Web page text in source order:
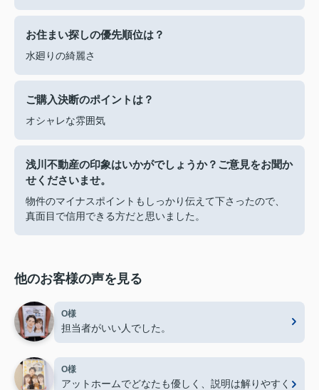
お住まい探しの優先順位は？
水廻りの綺麗さ
ご購入決断のポイントは？
オシャレな雰囲気
浅川不動産の印象はいかがでしょうか？ご意見をお聞か
せくださいませ。
物件のマイナスポイントもしっかり伝えて下さったので、
真面目で信用できる方だと思いました。
他のお客様の声を見る
O様
担当者がいい人でした。
O様
アットホームでどなたも優しく、説明は解りやすく